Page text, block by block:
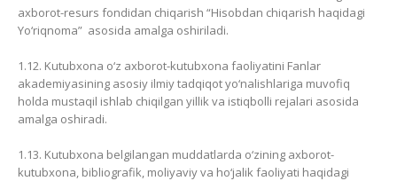
axborot-resurs fondidan chiqarish “Hisobdan chiqarish haqidagi
Yo‘riqnoma” asosida amalga oshiriladi.
1.12. Kutubxona o‘z axborot-kutubxona faoliyatini Fanlar
akademiyasining asosiy ilmiy tadqiqot yo‘nalishlariga muvofiq
holda mustaqil ishlab chiqilgan yillik va istiqbolli rejalari asosida
amalga oshiradi.
1.13. Kutubxona belgilangan muddatlarda o‘zining axborot-
kutubxona, bibliografik, moliyaviy va ho‘jalik faoliyati haqidagi